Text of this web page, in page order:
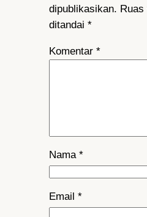
dipublikasikan.
ditandai *
Komentar *
Nama *
Email *